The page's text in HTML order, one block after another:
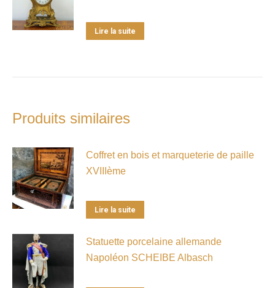
Lire la suite
Produits similaires
Coffret en bois et marqueterie de paille
XVIIIème
Lire la suite
Statuette porcelaine allemande
Napoléon SCHEIBE Albasch